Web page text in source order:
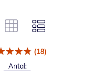
(18)
Antal: